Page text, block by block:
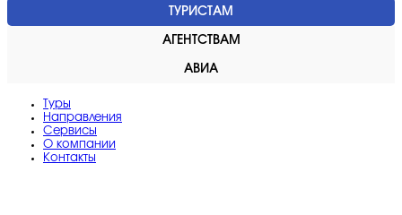
ТУРИСТАМ
АГЕНТСТВАМ
АВИА
Туры
Направления
Сервисы
O компании
Контакты